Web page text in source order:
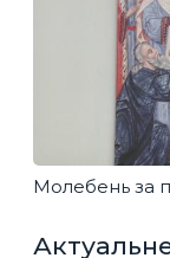
Молебень за